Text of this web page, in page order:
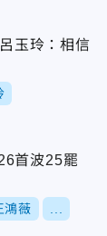
玉玲：相信
首波25罷
鴻薇